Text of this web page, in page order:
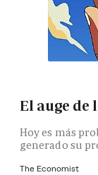
El auge de
Hoy es más
generado su
The Economist